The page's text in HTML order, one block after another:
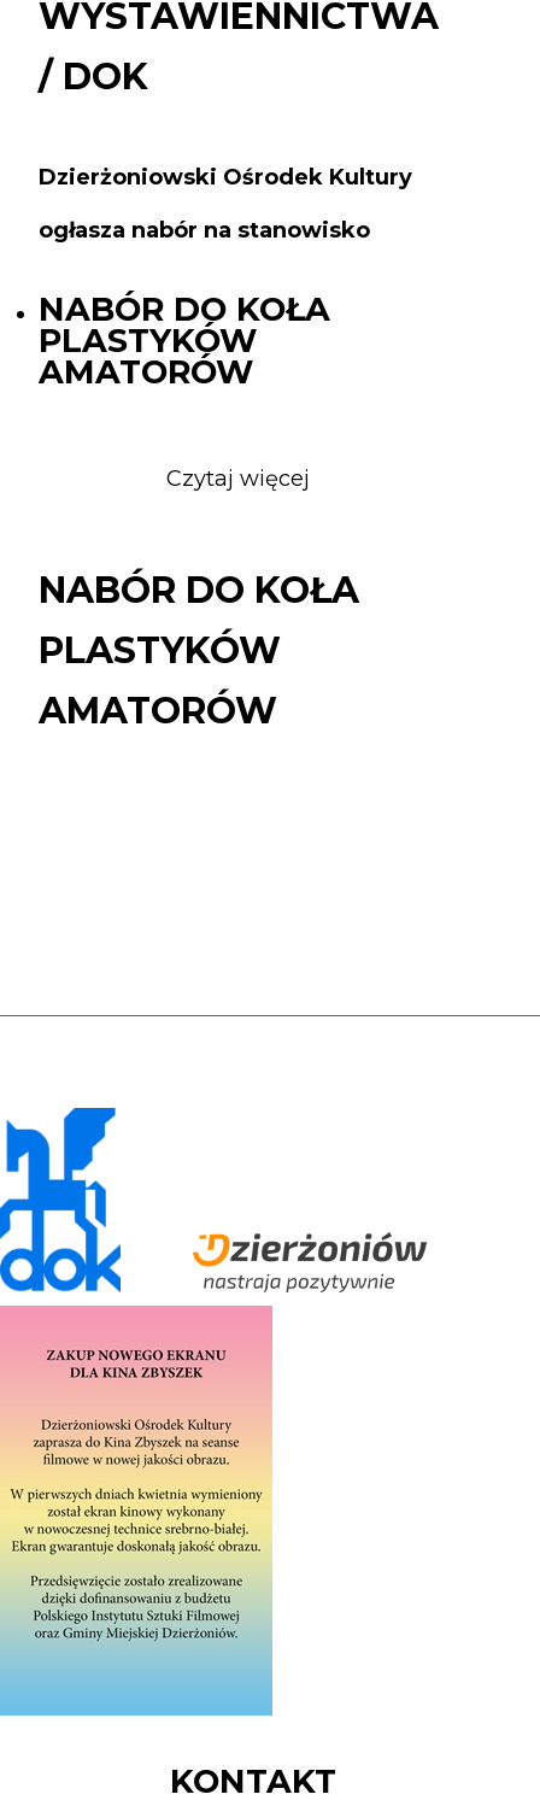
WYSTAWIENNICTWA
/ DOK
Dzierżoniowski Ośrodek Kultury
ogłasza nabór na stanowisko
NABÓR DO KOŁA
PLASTYKÓW
AMATORÓW
Czytaj więcej
KOŁA
PLASTYKÓW
NABÓR DO KOŁA
PLASTYKÓW
AMATORÓW
KONTAKT